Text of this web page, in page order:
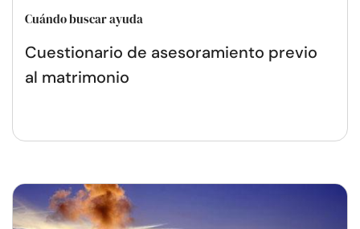
Cuándo buscar ayuda
Cuestionario de asesoramiento previo
al matrimonio